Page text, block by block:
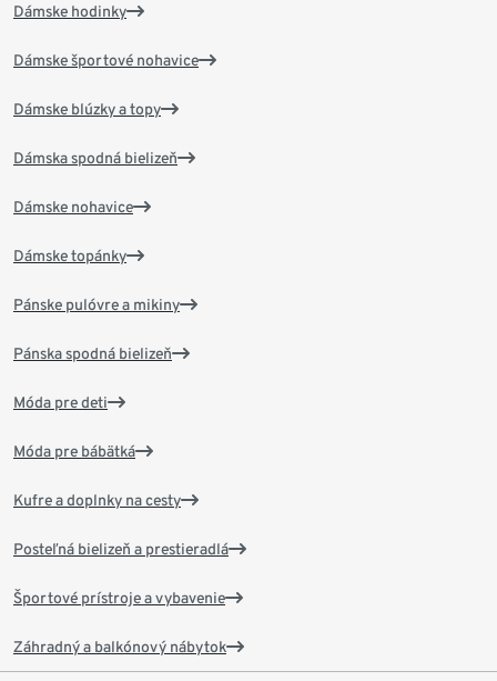
Dámske hodinky
Dámske športové nohavice
Dámske blúzky a topy
Dámska spodná bielizeň
Dámske nohavice
Dámske topánky
Pánske pulóvre a mikiny
Pánska spodná bielizeň
Móda pre deti
Móda pre bábätká
Kufre a doplnky na cesty
Posteľná bielizeň a prestieradlá
Športové prístroje a vybavenie
Záhradný a balkónový nábytok